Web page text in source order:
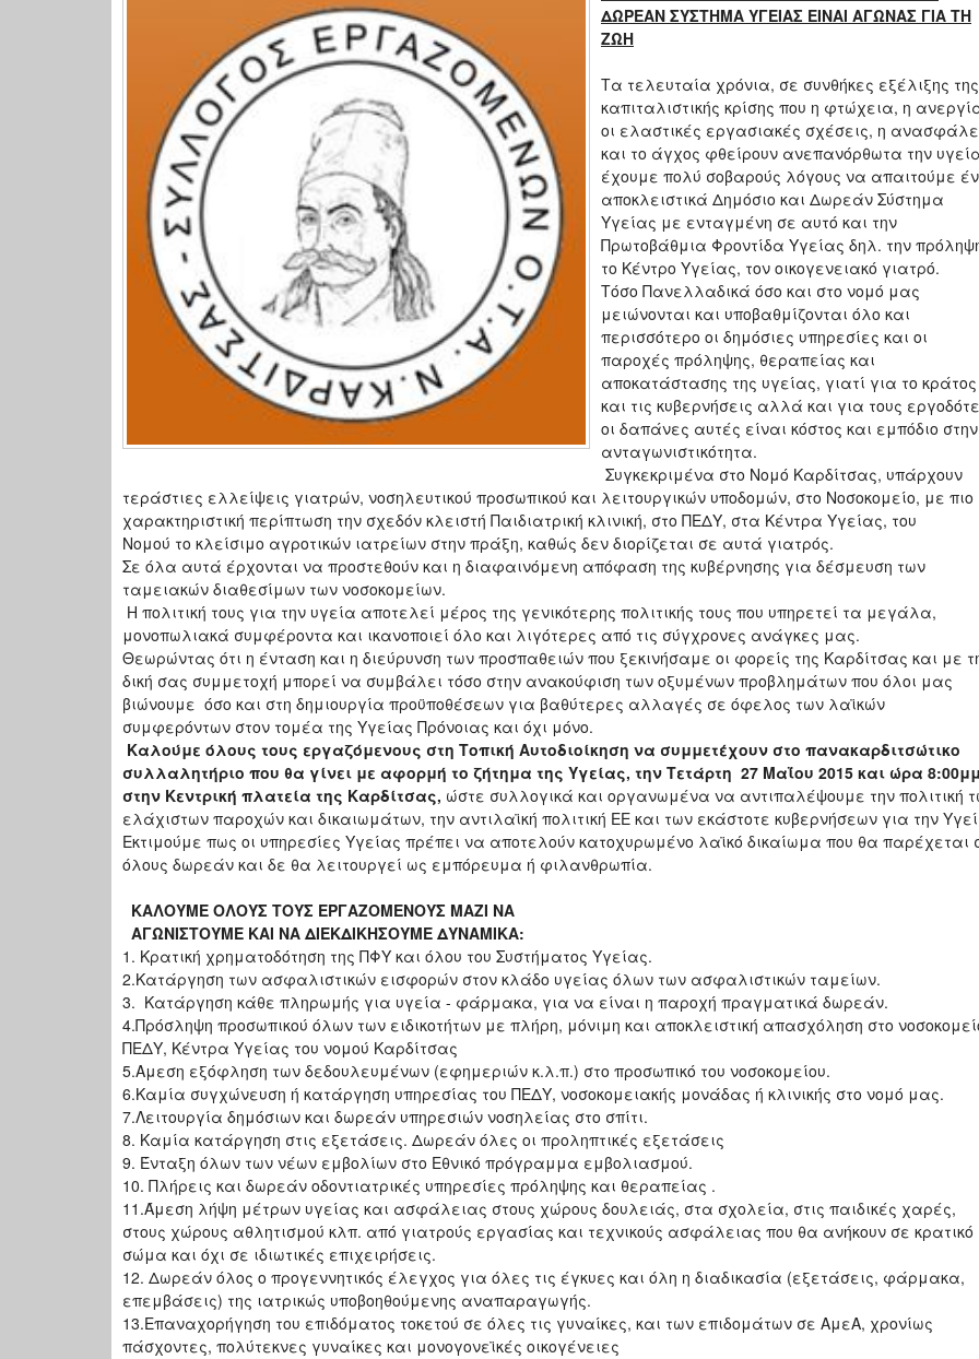
ΔΩΡΕΑΝ ΣΥΣΤΗΜΑ ΥΓΕΙΑΣ ΕΙΝΑΙ ΑΓΩΝΑΣ ΓΙΑ ΤΗ
ΖΩΗ
Τα τελευταία χρόνια, σε συνθήκες εξέλιξης της
καπιταλιστικής κρίσης που η φτώχεια, η
οι ελαστικές εργασιακές σχέσεις, η
και το άγχος φθείρουν ανεπανόρθωτα την
έχουμε πολύ σοβαρούς λόγους να απαιτούμε
αποκλειστικά Δημόσιο και Δωρεάν Σύστημα
Υγείας με ενταγμένη σε αυτό και την
Πρωτοβάθμια Φροντίδα Υγείας δηλ. την
το Κέντρο Υγείας, τον οικογενειακό γιατρό.
Τόσο Πανελλαδικά όσο και στο νομό μας
μειώνονται και υποβαθμίζονται όλο και
περισσότερο οι δημόσιες υπηρεσίες και οι
παροχές πρόληψης, θεραπείας και
αποκατάστασης της υγείας, γιατί για το κράτος
και τις κυβερνήσεις αλλά και για τους
οι δαπάνες αυτές είναι κόστος και εμπόδιο στην
ανταγωνιστικότητα.
Συγκεκριμένα στο Νομό Καρδίτσας, υπάρχουν
τεράστιες ελλείψεις γιατρών, νοσηλευτικού προσωπικού και λειτουργικών υποδομών, στο Νοσοκομείο, με πιο
χαρακτηριστική περίπτωση την σχεδόν κλειστή Παιδιατρική κλινική, στο ΠΕΔΥ, στα Κέντρα Υγείας, του
Νομού το κλείσιμο αγροτικών ιατρείων στην πράξη, καθώς δεν διορίζεται σε αυτά γιατρός.
Σε όλα αυτά έρχονται να προστεθούν και η διαφαινόμενη απόφαση της κυβέρνησης για δέσμευση των
ταμειακών διαθεσίμων των νοσοκομείων.
Η πολιτική τους για την υγεία αποτελεί μέρος της γενικότερης πολιτικής τους που υπηρετεί τα μεγάλα,
μονοπωλιακά συμφέροντα και ικανοποιεί όλο και λιγότερες από τις σύγχρονες ανάγκες μας.
Θεωρώντας ότι η ένταση και η διεύρυνση των προσπαθειών που ξεκινήσαμε οι φορείς της Καρδίτσας και με
δική σας συμμετοχή μπορεί να συμβάλει τόσο στην ανακούφιση των οξυμένων προβλημάτων που όλοι μας
βιώνουμε όσο και στη δημιουργία προϋποθέσεων για βαθύτερες αλλαγές σε όφελος των λαϊκών
συμφερόντων στον τομέα της Υγείας Πρόνοιας και όχι μόνο.
Καλούμε όλους τους εργαζόμενους στη Τοπική Αυτοδιοίκηση να συμμετέχουν στο πανακαρδιτσώτικο
συλλαλητήριο που θα γίνει με αφορμή το ζήτημα της Υγείας, την Τετάρτη 27 Μαΐου 2015 και ώρα
στην Κεντρική πλατεία της Καρδίτσας, ώστε συλλογικά και οργανωμένα να αντιπαλέψουμε την πολιτική
ελάχιστων παροχών και δικαιωμάτων, την αντιλαϊκή πολιτική ΕΕ και των εκάστοτε κυβερνήσεων για την
Εκτιμούμε πως οι υπηρεσίες Υγείας πρέπει να αποτελούν κατοχυρωμένο λαϊκό δικαίωμα που θα παρέχεται
όλους δωρεάν και δε θα λειτουργεί ως εμπόρευμα ή φιλανθρωπία.
ΚΑΛΟΥΜΕ ΟΛΟΥΣ ΤΟΥΣ ΕΡΓΑΖΟΜΕΝΟΥΣ ΜΑΖΙ ΝΑ
ΑΓΩΝΙΣΤΟΥΜΕ ΚΑΙ ΝΑ ΔΙΕΚΔΙΚΗΣΟΥΜΕ ΔΥΝΑΜΙΚΑ:
1. Κρατική χρηματοδότηση της ΠΦΥ και όλου του Συστήματος Υγείας.
2.Κατάργηση των ασφαλιστικών εισφορών στον κλάδο υγείας όλων των ασφαλιστικών ταμείων.
3. Κατάργηση κάθε πληρωμής για υγεία - φάρμακα, για να είναι η παροχή πραγματικά δωρεάν.
4.Πρόσληψη προσωπικού όλων των ειδικοτήτων με πλήρη, μόνιμη και αποκλειστική απασχόληση στο
ΠΕΔΥ, Κέντρα Υγείας του νομού Καρδίτσας
5.Αμεση εξόφληση των δεδουλευμένων (εφημεριών κ.λ.π.) στο προσωπικό του νοσοκομείου.
6.Καμία συγχώνευση ή κατάργηση υπηρεσίας του ΠΕΔΥ, νοσοκομειακής μονάδας ή κλινικής στο νομό μας.
7.Λειτουργία δημόσιων και δωρεάν υπηρεσιών νοσηλείας στο σπίτι.
8. Καμία κατάργηση στις εξετάσεις. Δωρεάν όλες οι προληπτικές εξετάσεις
9. Ένταξη όλων των νέων εμβολίων στο Εθνικό πρόγραμμα εμβολιασμού.
10. Πλήρεις και δωρεάν οδοντιατρικές υπηρεσίες πρόληψης και θεραπείας .
11.Άμεση λήψη μέτρων υγείας και ασφάλειας στους χώρους δουλειάς, στα σχολεία, στις παιδικές χαρές,
στους χώρους αθλητισμού κλπ. από γιατρούς εργασίας και τεχνικούς ασφάλειας που θα ανήκουν σε κρατικό
σώμα και όχι σε ιδιωτικές επιχειρήσεις.
12. Δωρεάν όλος ο προγεννητικός έλεγχος για όλες τις έγκυες και όλη η διαδικασία (εξετάσεις, φάρμακα,
επεμβάσεις) της ιατρικώς υποβοηθούμενης αναπαραγωγής.
13.Επαναχορήγηση του επιδόματος τοκετού σε όλες τις γυναίκες, και των επιδομάτων σε ΑμεΑ, χρονίως
πάσχοντες, πολύτεκνες γυναίκες και μονογονεϊκές οικογένειες